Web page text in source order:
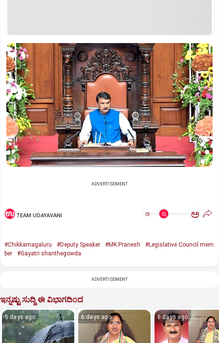
ADVERTISEMENT
TEAM UDAYAVANI ಅ ಅ
#Chikkamagaluru #Deputy Speaker #MK Pranesh
#Legislative Council mem
ber
#Gayatri shanthegowda
ADVERTISEMENT
ಇನ್ನಷ್ಟು ಸುದ್ದಿ ಈ ವಿಭಾಗದಿಂದ
5 days ago 6 days ago 6 days ago